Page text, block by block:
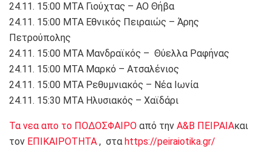
24.11. 15:00 MTA Γιούχτας – ΑΟ Θήβα
24.11. 15:00 MTA Εθνικός Πειραιώς – Άρης
Πετρούπολης
24.11. 15:00 MTA Μανδραϊκός – Θύελλα Ραφήνας
24.11. 15:00 MTA Μαρκό – Ατσαλένιος
24.11. 15:00 MTA Ρεθυμνιακός – Νέα Ιωνία
24.11. 15:30 MTA Ηλυσιακός – Χαϊδάρι
Τα νεα απο το ΠΟΔΟΣΦΑΙΡΟ από την Α&Β ΠΕΙΡΑΙΑκαι
τον ΕΠΙΚΑΙΡΟΤΗΤΑ , στα https://peiraiotika.gr/